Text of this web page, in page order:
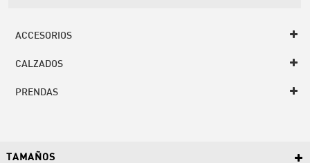
ACCESORIOS
CALZADOS
PRENDAS
TAMAÑOS